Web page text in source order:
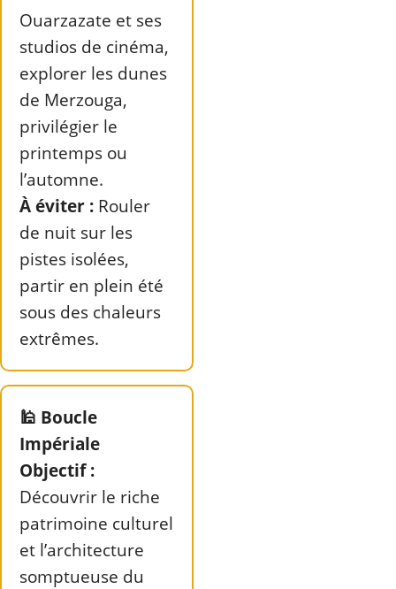
Ouarzazate et ses
studios de cinéma,
explorer les dunes
de Merzouga,
privilégier le
printemps ou
l’automne.
À éviter : Rouler
de nuit sur les
pistes isolées,
partir en plein été
sous des chaleurs
extrêmes.
🕌 Boucle
Impériale
Objectif :
Découvrir le riche
patrimoine culturel
et l’architecture
somptueuse du